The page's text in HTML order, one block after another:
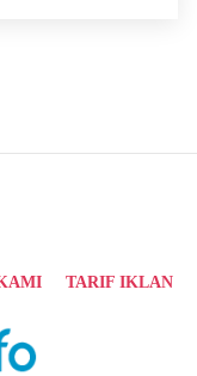
TARIF IKLAN